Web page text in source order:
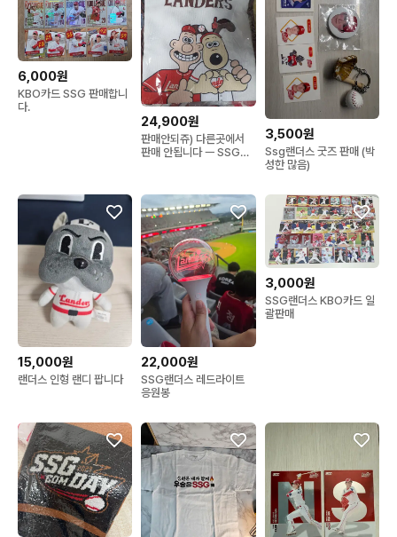
6,000원
KBO카드 SSG 판매합니
다.
24,900원
판매안되쥬) 다른곳에서
판매 안됩니다 ㅡ SSG랜
3,500원
Ssg랜더스 굿즈 판매 (박
성한 많음)
15,000원
랜더스 인형 랜디 팝니다
22,000원
SSG랜더스 레드라이트
응원봉
3,000원
SSG랜더스 KBO카드 일
괄판매